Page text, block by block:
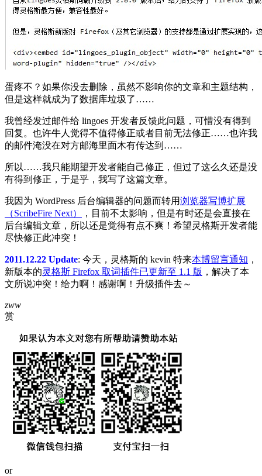
蛋疼不？如果你没去删除，虽然不影响你的文章和主题结构，
但是这样就成为了数据库垃圾了……
我曾经发过邮件给 lingoes 开发者反馈此问题，可惜没有得到
回复。也许牛人觉得不值得修正或者目前无法修正……也许我
的邮件淹没在对方邮海里面木有传达到……
所以……我只能期望开发者能自己修正，但过了这么久还是没
有得到修正，于是乎，我写了这篇文章。
我因为 WordPress 后台编辑器的问题而转用浏览器写博扩展
（ScribeFire Next）
，目前不太影响，但是有时还是会直接在
后台编辑文章，所以还是觉得有点不爽！希望灵格斯开发者能
尽快修正此冲突！
2011.12.22 Update: 今天，灵格斯的 kevin 特来本博留言通知 ，
新版本的灵格斯 Firefox 取词插件已更新至 1.1 版 ，解决了本
文所说冲突！给力啊！感谢啊！升级插件去～
zww
赏
or